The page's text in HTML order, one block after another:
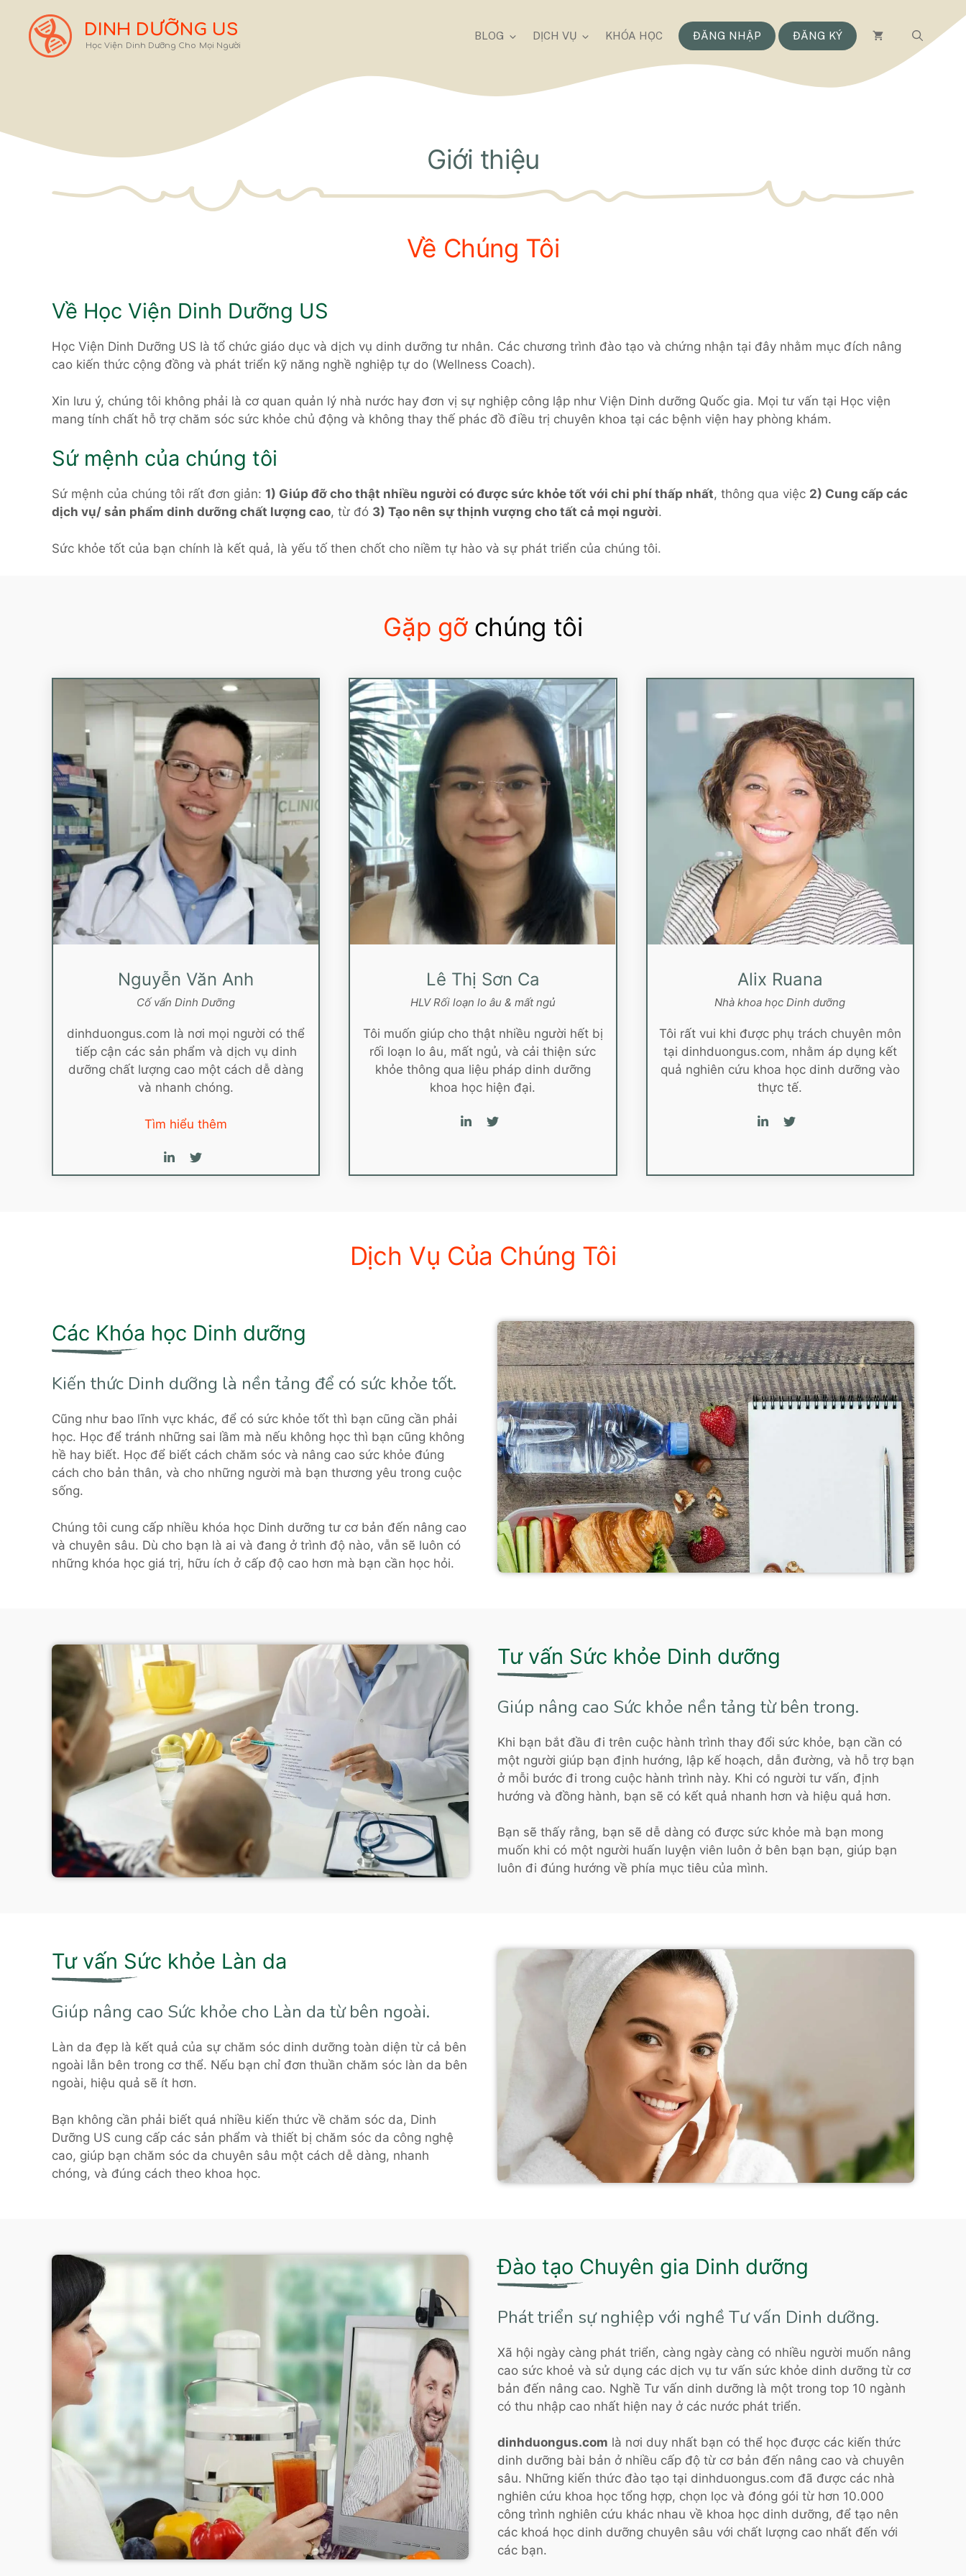
DINH DƯỠNG US
Học Viện Dinh Dưỡng Cho Mọi Người
BLOG DỊCH VỤ KHÓA HỌC ĐĂNG NHẬP ĐĂNG KÝ
Giới thiệu
Về Chúng Tôi
Về Học Viện Dinh Dưỡng US
Học Viện Dinh Dưỡng US là tổ chức giáo dục và dịch vụ dinh dưỡng tư nhân. Các chương trình đào tạo và chứng nhận tại đây nhằm mục đích nâng
cao kiến thức cộng đồng và phát triển kỹ năng nghề nghiệp tự do (Wellness Coach).
Xin lưu ý, chúng tôi không phải là cơ quan quản lý nhà nước hay đơn vị sự nghiệp công lập như Viện Dinh dưỡng Quốc gia. Mọi tư vấn tại Học viện
mang tính chất hỗ trợ chăm sóc sức khỏe chủ động và không thay thế phác đồ điều trị chuyên khoa tại các bệnh viện hay phòng khám.
Sứ mệnh của chúng tôi
Sứ mệnh của chúng tôi rất đơn giản: 1) Giúp đỡ cho thật nhiều người có được sức khỏe tốt với chi phí thấp nhất, thông qua việc 2) Cung cấp các
dịch vụ/ sản phẩm dinh dưỡng chất lượng cao, từ đó 3) Tạo nên sự thịnh vượng cho tất cả mọi người.
Sức khỏe tốt của bạn chính là kết quả, là yếu tố then chốt cho niềm tự hào và sự phát triển của chúng tôi.
Gặp gỡ chúng tôi
Nguyễn Văn Anh
Cố vấn Dinh Dưỡng
dinhduongus.com là nơi mọi người có thể
tiếp cận các sản phẩm và dịch vụ dinh
dưỡng chất lượng cao một cách dễ dàng
và nhanh chóng.
Tìm hiểu thêm
Lê Thị Sơn Ca
HLV Rối loạn lo âu & mất ngủ
Tôi muốn giúp cho thật nhiều người hết bị
rối loạn lo âu, mất ngủ, và cải thiện sức
khỏe thông qua liệu pháp dinh dưỡng
khoa học hiện đại.
Alix Ruana
Nhà khoa học Dinh dưỡng
Tôi rất vui khi được phụ trách chuyên môn
tại dinhduongus.com, nhằm áp dụng kết
quả nghiên cứu khoa học dinh dưỡng vào
thực tế.
Dịch Vụ Của Chúng Tôi
Các Khóa học Dinh dưỡng
Kiến thức Dinh dưỡng là nền tảng để có sức khỏe tốt.
Cũng như bao lĩnh vực khác, để có sức khỏe tốt thì bạn cũng cần phải
học. Học để tránh những sai lầm mà nếu không học thì bạn cũng không
hề hay biết. Học để biết cách chăm sóc và nâng cao sức khỏe đúng
cách cho bản thân, và cho những người mà bạn thương yêu trong cuộc
sống.
Chúng tôi cung cấp nhiều khóa học Dinh dưỡng tư cơ bản đến nâng cao
và chuyên sâu. Dù cho bạn là ai và đang ở trình độ nào, vẫn sẽ luôn có
những khóa học giá trị, hữu ích ở cấp độ cao hơn mà bạn cần học hỏi.
Tư vấn Sức khỏe Dinh dưỡng
Giúp nâng cao Sức khỏe nền tảng từ bên trong.
Khi bạn bắt đầu đi trên cuộc hành trình thay đổi sức khỏe, bạn cần có
một người giúp bạn định hướng, lập kế hoạch, dẫn đường, và hỗ trợ bạn
ở mỗi bước đi trong cuộc hành trình này. Khi có người tư vấn, định
hướng và đồng hành, bạn sẽ có kết quả nhanh hơn và hiệu quả hơn.
Bạn sẽ thấy rằng, bạn sẽ dễ dàng có được sức khỏe mà bạn mong
muốn khi có một người huấn luyện viên luôn ở bên bạn bạn, giúp bạn
luôn đi đúng hướng về phía mục tiêu của mình.
Tư vấn Sức khỏe Làn da
Giúp nâng cao Sức khỏe cho Làn da từ bên ngoài.
Làn da đẹp là kết quả của sự chăm sóc dinh dưỡng toàn diện từ cả bên
ngoài lẫn bên trong cơ thể. Nếu bạn chỉ đơn thuần chăm sóc làn da bên
ngoài, hiệu quả sẽ ít hơn.
Bạn không cần phải biết quá nhiều kiến thức về chăm sóc da, Dinh
Dưỡng US cung cấp các sản phẩm và thiết bị chăm sóc da công nghệ
cao, giúp bạn chăm sóc da chuyên sâu một cách dễ dàng, nhanh
chóng, và đúng cách theo khoa học.
Đào tạo Chuyên gia Dinh dưỡng
Phát triển sự nghiệp với nghề Tư vấn Dinh dưỡng.
Xã hội ngày càng phát triển, càng ngày càng có nhiều người muốn nâng
cao sức khoẻ và sử dụng các dịch vụ tư vấn sức khỏe dinh dưỡng từ cơ
bản đến nâng cao. Nghề Tư vấn dinh dưỡng là một trong top 10 ngành
có thu nhập cao nhất hiện nay ở các nước phát triển.
dinhduongus.com là nơi duy nhất bạn có thể học được các kiến thức
dinh dưỡng bài bản ở nhiều cấp độ từ cơ bản đến nâng cao và chuyên
sâu. Những kiến thức đào tạo tại dinhduongus.com đã được các nhà
nghiên cứu khoa học tổng hợp, chọn lọc và đóng gói từ hơn 10.000
công trình nghiên cứu khác nhau về khoa học dinh dưỡng, để tạo nên
các khoá học dinh dưỡng chuyên sâu với chất lượng cao nhất đến với
các bạn.